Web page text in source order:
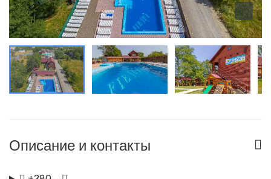
Описание и контакты